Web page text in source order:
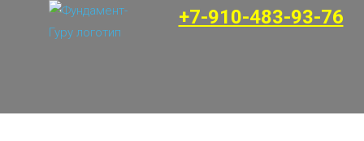
+7-910-483-93-76